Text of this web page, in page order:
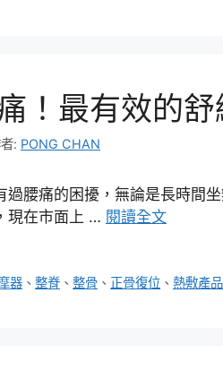
！最有效的
: PONG CHAN
過腰痛的困擾，無論是長時間
現在市面上 … 閱讀全文
器 、整脊 、整骨 、 正骨復位 、熱敷產品